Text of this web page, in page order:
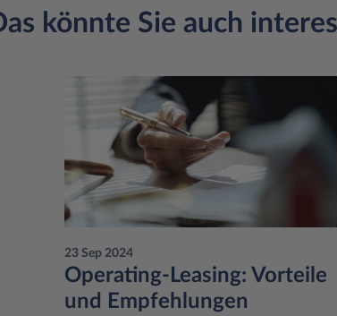
könnte Sie auch
23 Sep 2024
Operating-Leasing: Vorteile
und Empfehlungen